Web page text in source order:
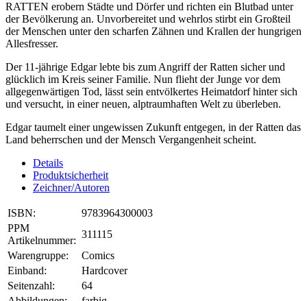
RATTEN erobern Städte und Dörfer und richten ein Blutbad unter
der Bevölkerung an. Unvorbereitet und wehrlos stirbt ein Großteil
der Menschen unter den scharfen Zähnen und Krallen der hungrigen
Allesfresser.
Der 11-jährige Edgar lebte bis zum Angriff der Ratten sicher und
glücklich im Kreis seiner Familie. Nun flieht der Junge vor dem
allgegenwärtigen Tod, lässt sein entvölkertes Heimatdorf hinter sich
und versucht, in einer neuen, alptraumhaften Welt zu überleben.
Edgar taumelt einer ungewissen Zukunft entgegen, in der Ratten das
Land beherrschen und der Mensch Vergangenheit scheint.
Details
Produktsicherheit
Zeichner/Autoren
ISBN:
9783964300003
PPM
Artikelnummer:
311115
Warengruppe:
Comics
Einband:
Hardcover
Seitenzahl:
64